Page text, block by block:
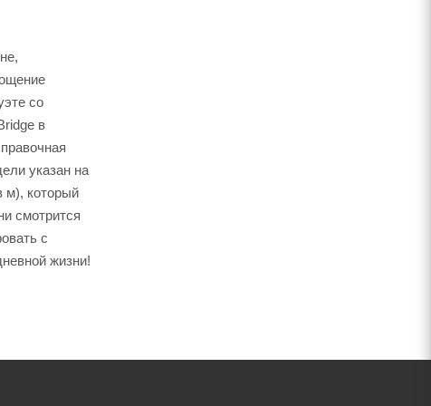
со
в
указан на
м), который
смотрится
с
жизни!